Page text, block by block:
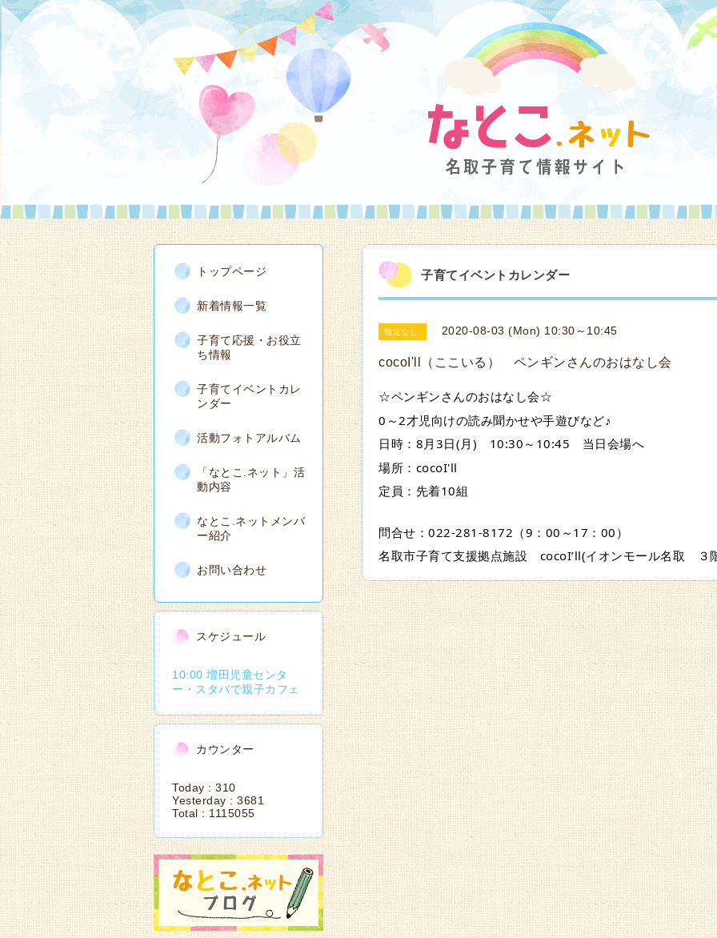
子育てイベントカレンダー
指定なし 2020-08-03 (Mon) 10:30～10:45
cocoI'll（ここいる） ペンギンさんのおはなし会
☆ペンギンさんのおはなし会☆
0～2才児向けの読み聞かせや手遊びなど♪
日時：8月3日(月)　10:30～10:45　当日会場へ
場所：cocoI'll
定員：先着10組
問合せ：022‐281-8172（9：00～17：00）
名取市子育て支援拠点施設　cocoI’ll(イオンモール名取　３
トップページ
新着情報一覧
子育て応援・お役立
ち情報
子育てイベントカレ
ンダー
活動フォトアルバム
「なとこ.ネット」活
動内容
なとこ.ネットメンバ
ー紹介
お問い合わせ
スケジュール
10:00 増田児童センタ
ー・スタバで親子カフェ
カウンター
Today : 310
Yesterday : 3681
Total : 1115055